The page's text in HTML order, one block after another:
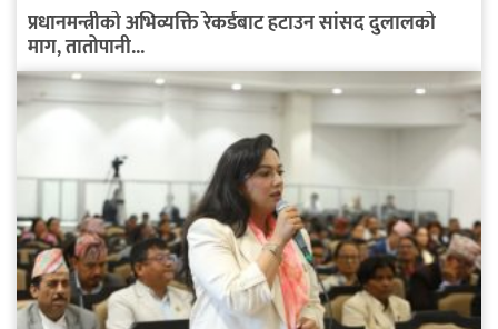
प्रधानमन्त्रीको अभिव्यक्ति रेकर्डबाट हटाउन सांसद दुलालको
माग, तातोपानी...